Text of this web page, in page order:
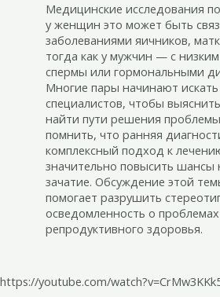
Медицинские исследования
у женщин это может быть
заболеваниями яичников,
тогда как у мужчин — с
спермы или гормональными
Многие пары начинают
специалистов, чтобы
найти пути решения
помнить, что ранняя
комплексный подход к
значительно повысить шансы
зачатие. Обсуждение этой
помогает разрушить
осведомленность о проблемах
репродуктивного здоровья.
https://youtube.com/